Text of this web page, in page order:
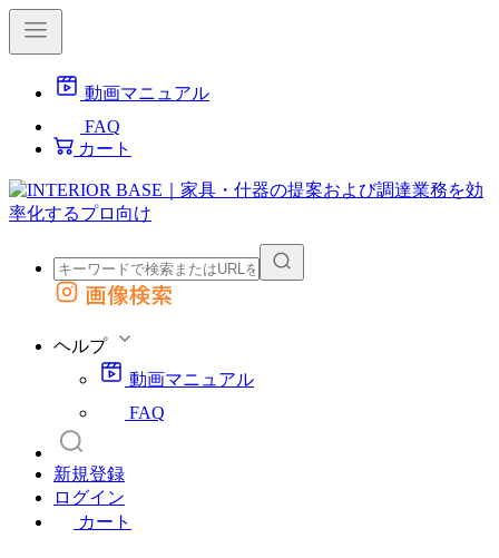
動画マニュアル
FAQ
カート
外部サイトの商品をカートに追加
画像検索
ヘルプ
動画マニュアル
FAQ
新規登録
ログイン
カート